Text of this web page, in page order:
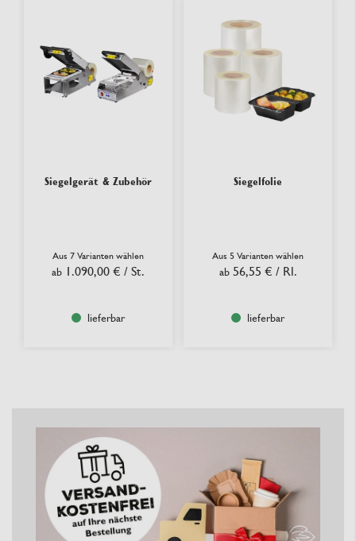
Siegelgerät & Zubehör
Aus 7 Varianten wählen
ab 1.090,00 € / St.
lieferbar
Siegelfolie
Aus 5 Varianten wählen
ab 56,55 € / Rl.
lieferbar